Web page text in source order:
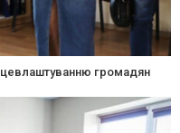
громадян